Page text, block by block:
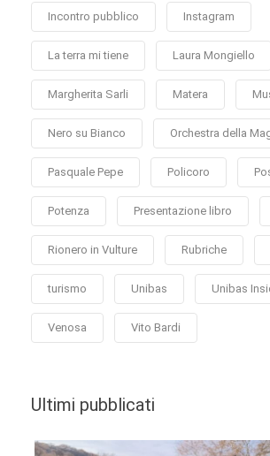
Incontro pubblico Instagram
La terra mi tiene Laura Mongiello
Margherita Sarli Matera
Nero su Bianco Orchestra della
Pasquale Pepe Policoro
Potenza Presentazione libro
Rionero in Vulture Rubriche
turismo Unibas Unibas
Venosa Vito Bardi
Ultimi pubblicati